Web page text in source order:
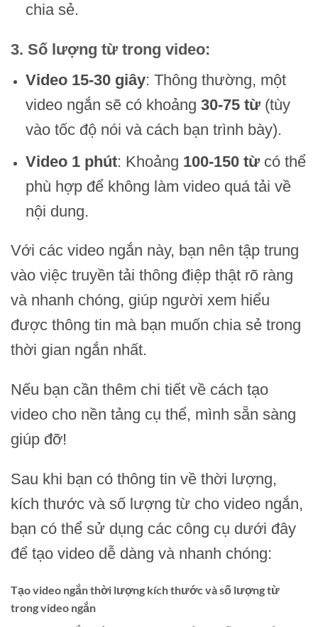
chia sẻ.
3. Số lượng từ trong video:
Video 15-30 giây: Thông thường, một
video ngắn sẽ có khoảng 30-75 từ(tùy
vào tốc độ nói và cách bạn trình bày).
Video 1 phút: Khoảng 100-150 từcó thể
phù hợp để không làm video quá tải về
nội dung.
Với các video ngắn này, bạn nên tập trung
vào việc truyền tải thông điệp thật rõ ràng
và nhanh chóng, giúp người xem hiểu
được thông tin mà bạn muốn chia sẻ trong
thời gian ngắn nhất.
Nếu bạn cần thêm chi tiết về cách tạo
video cho nền tảng cụ thể, mình sẵn sàng
giúp đỡ!
Sau khi bạn có thông tin về thời lượng,
kích thước và số lượng từ cho video ngắn,
bạn có thể sử dụng các công cụ dưới đây
để tạo video dễ dàng và nhanh chóng:
Tạo video ngắn thời lượng kích thước và số lượng từ
trong video ngắn